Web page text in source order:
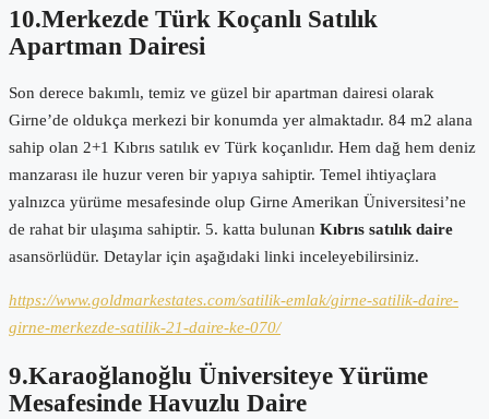
10.Merkezde Türk Koçanlı Satılık
Apartman Dairesi
Son derece bakımlı, temiz ve güzel bir apartman dairesi olarak
Girne’de oldukça merkezi bir konumda yer almaktadır. 84 m2 alana
sahip olan 2+1 Kıbrıs satılık ev Türk koçanlıdır. Hem dağ hem deniz
manzarası ile huzur veren bir yapıya sahiptir. Temel ihtiyaçlara
yalnızca yürüme mesafesinde olup Girne Amerikan Üniversitesi’ne
de rahat bir ulaşıma sahiptir. 5. katta bulunan Kıbrıs satılık daire
asansörlüdür. Detaylar için aşağıdaki linki inceleyebilirsiniz.
https://www.goldmarkestates.com/satilik-emlak/girne-satilik-daire-
girne-merkezde-satilik-21-daire-ke-070/
9.Karaoğlanoğlu Üniversiteye Yürüme
Mesafesinde Havuzlu Daire